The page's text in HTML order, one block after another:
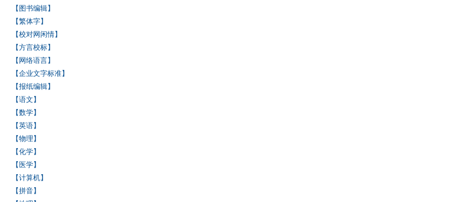
【图书编辑】
【繁体字】
【校对网闲情】
【方言校标】
【网络语言】
【企业文字标准】
【报纸编辑】
【语文】
【数学】
【英语】
【物理】
【化学】
【医学】
【计算机】
【拼音】